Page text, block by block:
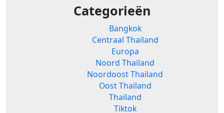
Categorieën
Bangkok
Centraal Thailand
Europa
Noord Thailand
Noordoost Thailand
Oost Thailand
Thailand
Tiktok